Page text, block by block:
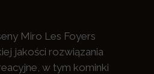
Miro Les Foyers
jakości rozwiązania
w tym kominki